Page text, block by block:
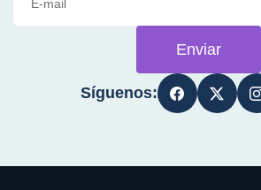
Enviar
Síguenos: